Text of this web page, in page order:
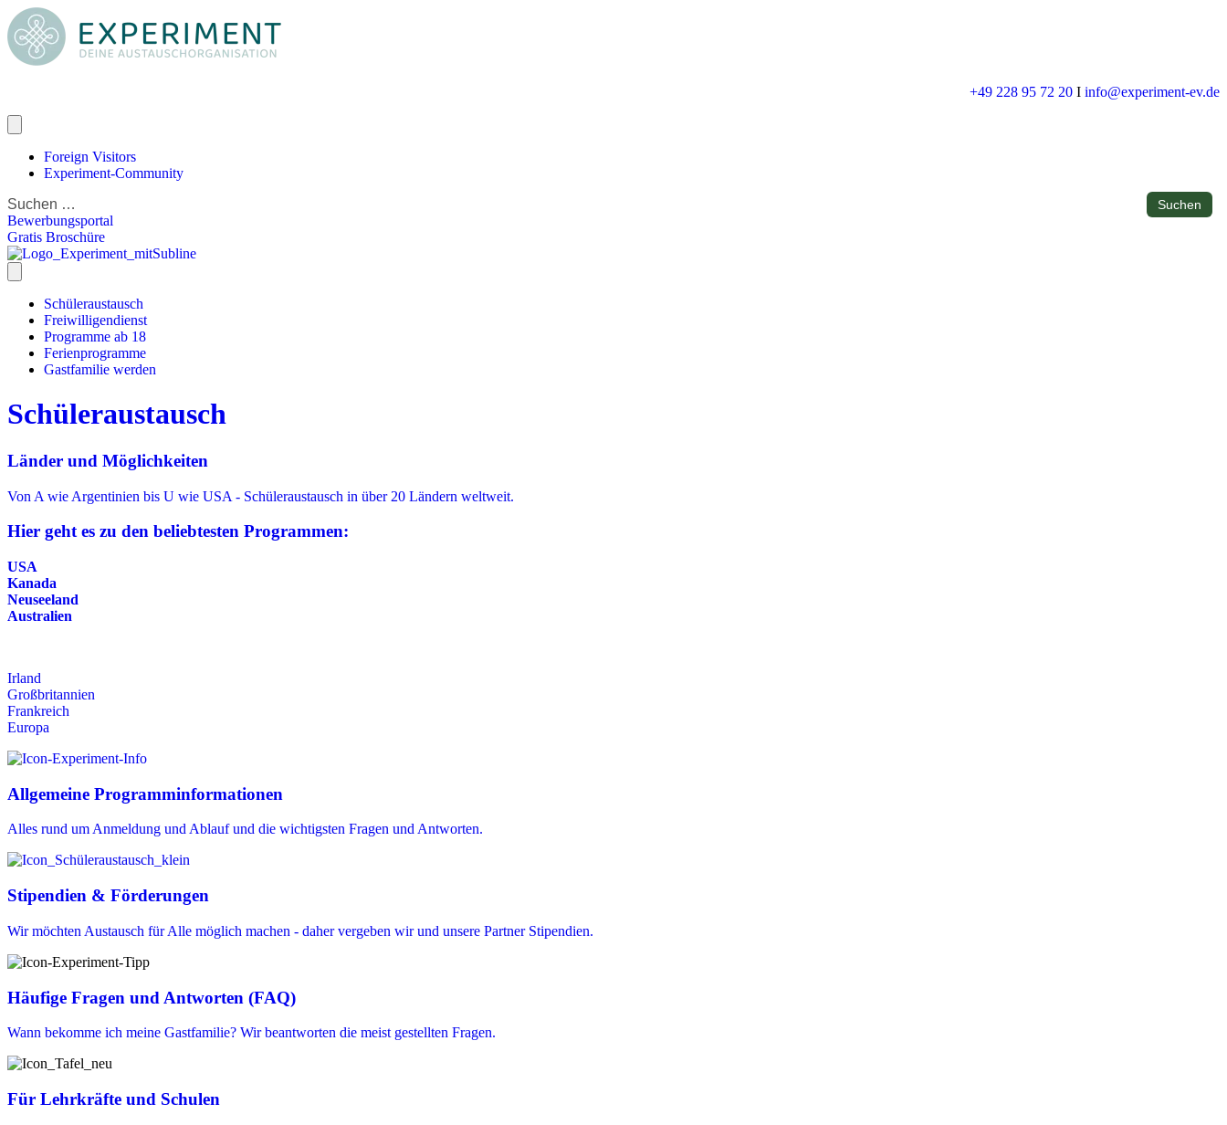
+49 228 95 72 20 I info@experiment-ev.de
Foreign Visitors
Experiment-Community
Bewerbungsportal
Gratis Broschüre
Schüleraustausch
Freiwilligendienst
Programme ab 18
Ferienprogramme
Gastfamilie werden
Schüleraustausch
Länder und Möglichkeiten
Von A wie Argentinien bis U wie USA - Schüleraustausch in über 20 Ländern weltweit.
Hier geht es zu den beliebtesten Programmen:
USA
Kanada
Neuseeland
Australien
Irland
Großbritannien
Frankreich
Europa
Allgemeine Programminformationen
Alles rund um Anmeldung und Ablauf und die wichtigsten Fragen und Antworten.
Stipendien & Förderungen
Wir möchten Austausch für Alle möglich machen - daher vergeben wir und unsere Partner Stipendien.
Häufige Fragen und Antworten (FAQ)
Wann bekomme ich meine Gastfamilie? Wir beantworten die meist gestellten Fragen.
Für Lehrkräfte und Schulen